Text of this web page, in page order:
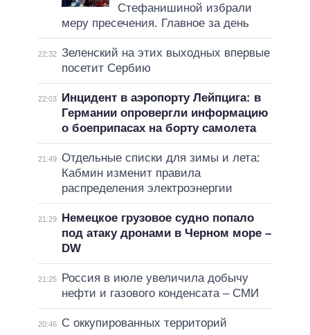
Стефанишиной избрали
меру пресечения. Главное за день
22:32 Зеленский на этих выходных впервые
посетит Сербию
22:03
Инцидент в аэропорту Лейпцига: в
Германии опровергли информацию
о боеприпасах на борту самолета
21:49 Отдельные списки для зимы и лета:
Кабмин изменит правила
распределения электроэнергии
21:29
Немецкое грузовое судно попало
под атаку дронами в Черном море –
DW
21:25
Россия в июле увеличила добычу
нефти и газового конденсата – СМИ
20:46
С оккупированных территорий